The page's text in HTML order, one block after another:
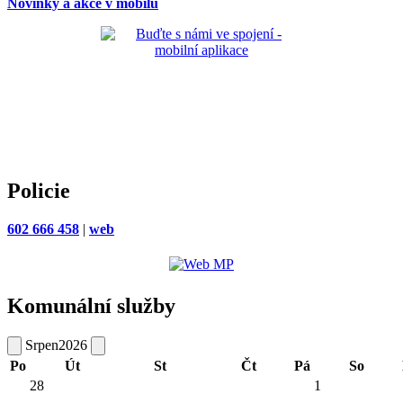
Policie
602 666 458 | web
Komunální služby
Srpen2026
Po
Út St Čt Pá So
28
1